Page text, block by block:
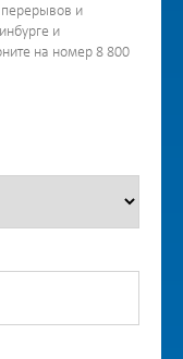
и
и
на номер 8 800